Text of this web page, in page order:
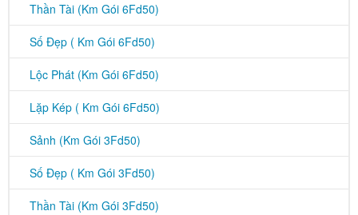
Thần Tài (Km Gói 6Fd50)
Số Đẹp ( Km Gói 6Fd50)
Lộc Phát (Km Gói 6Fd50)
Lặp Kép ( Km Gói 6Fd50)
Sảnh (Km Gói 3Fd50)
Số Đẹp ( Km Gói 3Fd50)
Thần Tài (Km Gói 3Fd50)